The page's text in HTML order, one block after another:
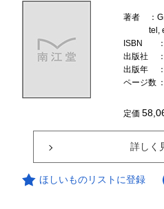
著者
：
tel,
ISBN
出版社
出版年
ページ数
定価
詳しく
ほしいものリストに登録